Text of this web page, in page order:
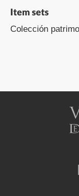
Item sets
Colección